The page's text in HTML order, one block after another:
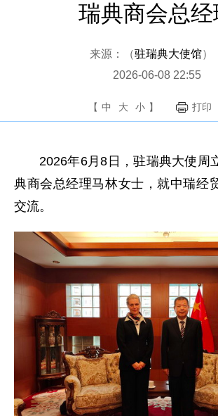
瑞典商会总经
来源：（驻瑞典大使馆）
2026-06-08 22:55
【 中 大 小 】 打印
2026年6月8日，驻瑞典大使周
典商会总经理马林女士，就中瑞经
交流。